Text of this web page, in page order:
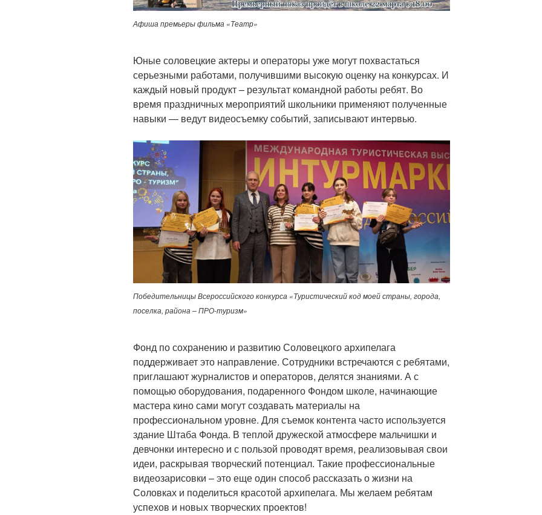
Афиша премьеры фильма «Театр»
Юные соловецкие актеры и операторы уже могут похвастаться
серьезными работами, получившими высокую оценку на конкурсах. И
каждый новый продукт – результат командной работы ребят. Во
время праздничных мероприятий школьники применяют полученные
навыки — ведут видеосъемку событий, записывают интервью.
Победительницы Всероссийского конкурса «Туристический код моей страны, города,
поселка, района – ПРО-туризм»
Фонд по сохранению и развитию Соловецкого архипелага
поддерживает это направление. Сотрудники встречаются с ребятами,
приглашают журналистов и операторов, делятся знаниями. А с
помощью оборудования, подаренного Фондом школе, начинающие
мастера кино сами могут создавать материалы на
профессиональном уровне. Для съемок контента часто используется
здание Штаба Фонда. В теплой дружеской атмосфере мальчишки и
девчонки интересно и с пользой проводят время, реализовывая свои
идеи, раскрывая творческий потенциал. Такие профессиональные
видеозарисовки – это еще один способ рассказать о жизни на
Соловках и поделиться красотой архипелага. Мы желаем ребятам
успехов и новых творческих проектов!